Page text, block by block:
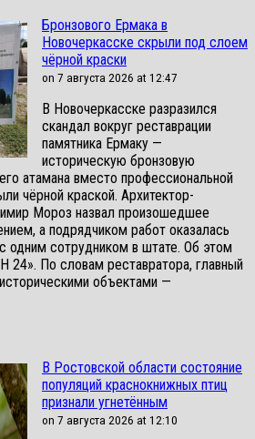
Бронзового Ермака в
Новочеркасске скрыли под слоем
чёрной краски
on 7 августа 2026 at 12:47
В Новочеркасске разразился
скандал вокруг реставрации
памятника Ермаку —
историческую бронзовую
атамана вместо профессиональной
чёрной краской. Архитектор-
Мороз назвал произошедшее
а подрядчиком работ оказалась
одним сотрудником в штате. Об этом
По словам реставратора, главный
объектами —
В Ростовской области состояние
популяций краснокнижных птиц
признали угнетённым
on 7 августа 2026 at 12:10